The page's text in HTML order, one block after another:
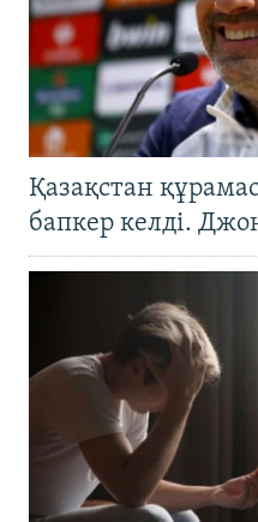
Қазақстан
бапкер келді.